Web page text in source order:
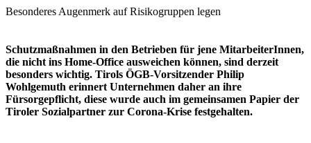
Besonderes Augenmerk auf Risikogruppen legen
Schutzmaßnahmen in den Betrieben für jene MitarbeiterInnen,
die nicht ins Home-Office ausweichen können, sind derzeit
besonders wichtig. Tirols ÖGB-Vorsitzender Philip
Wohlgemuth erinnert Unternehmen daher an ihre
Fürsorgepflicht, diese wurde auch im gemeinsamen Papier der
Tiroler Sozialpartner zur Corona-Krise festgehalten.